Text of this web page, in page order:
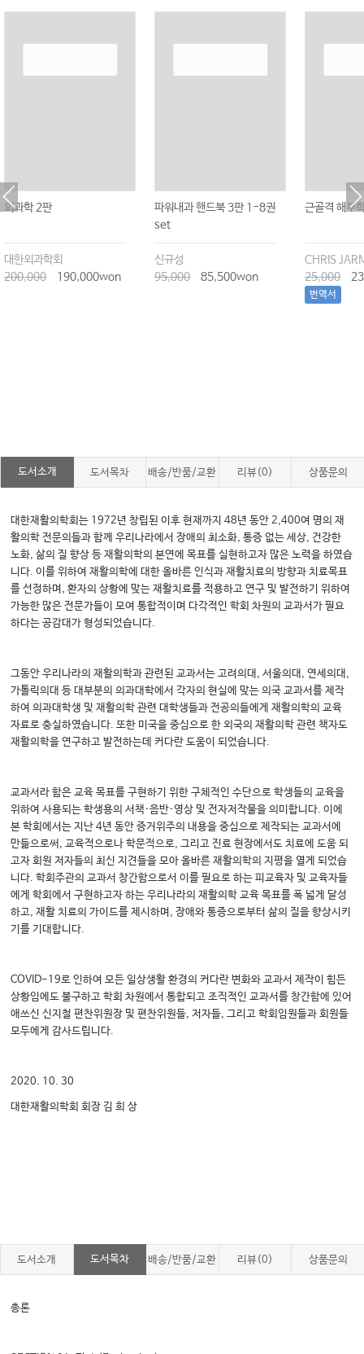
외과학 2판
대한외과학회
200,000
190,000won
파워내과 핸드북 3판 1-8권
set
신규성
95,000
85,500won
근골격 해부
CHRIS
25,000
번역서
도서소개 도서목차 배송/반품/교환 리뷰(0) 상품문의
대한재활의학회는 1972년 창립된 이후 현재까지 48년 동안 2,400여 명의 재
활의학 전문의들과 함께 우리나라에서 장애의 최소화, 통증 없는 세상, 건강한
노화, 삶의 질 향상 등 재활의학의 본연에 목표를 실현하고자 많은 노력을 하였습
니다. 이를 위하여 재활의학에 대한 올바른 인식과 재활치료의 방향과 치료목표
를 선정하며, 환자의 상황에 맞는 재활치료를 적용하고 연구 및 발전하기 위하여
가능한 많은 전문가들이 모여 통합적이며 다각적인 학회 차원의 교과서가 필요
하다는 공감대가 형성되었습니다.
그동안 우리나라의 재활의학과 관련된 교과서는 고려의대, 서울의대, 연세의대,
가톨릭의대 등 대부분의 의과대학에서 각자의 현실에 맞는 의국 교과서를 제작
하여 의과대학생 및 재활의학 관련 대학생들과 전공의들에게 재활의학의 교육
자료로 충실하였습니다. 또한 미국을 중심으로 한 외국의 재활의학 관련 책자도
재활의학을 연구하고 발전하는데 커다란 도움이 되었습니다.
교과서라 함은 교육 목표를 구현하기 위한 구체적인 수단으로 학생들의 교육을
위하여 사용되는 학생용의 서책·음반·영상 및 전자저작물을 의미합니다. 이에
본 학회에서는 지난 4년 동안 증거위주의 내용을 중심으로 제작되는 교과서에
만듦으로써, 교육적으로나 학문적으로, 그리고 진료 현장에서도 치료에 도움 되
고자 회원 저자들의 최신 지견들을 모아 올바른 재활의학의 지평을 열게 되었습
니다. 학회주관의 교과서 창간함으로서 이를 필요로 하는 피교육자 및 교육자들
에게 학회에서 구현하고자 하는 우리나라의 재활의학 교육 목표를 폭 넓게 달성
하고, 재활 치료의 가이드를 제시하며, 장애와 통증으로부터 삶의 질을 향상시키
기를 기대합니다.
COVID-19로 인하여 모든 일상생활 환경의 커다란 변화와 교과서 제작이 힘든
상황임에도 불구하고 학회 차원에서 통합되고 조직적인 교과서를 창간함에 있어
애쓰신 신지철 편찬위원장 및 편찬위원들, 저자들, 그리고 학회임원들과 회원들
모두에게 감사드립니다.
2020. 10. 30
대한재활의학회 회장 김 희 상
도서소개 도서목차 배송/반품/교환 리뷰(0) 상품문의
총론